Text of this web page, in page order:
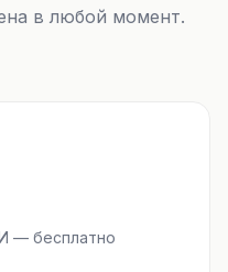
в любой момент.
— бесплатно